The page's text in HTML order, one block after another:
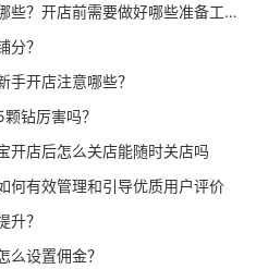
？开店前需要做好哪些准备工作？
分？
手开店注意哪些？
钻厉害吗？
开店后怎么关店能随时关店吗
何有效管理和引导优质用户评价
升？
么设置佣金？